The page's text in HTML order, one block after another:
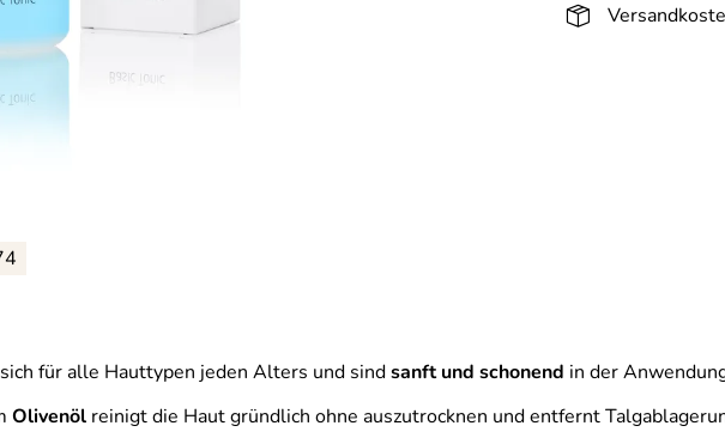
für alle Hauttypen jeden Alters und sindsanft und schonend in der
Olivenöl reinigt die Haut gründlich ohne auszutrocknen und entfernt